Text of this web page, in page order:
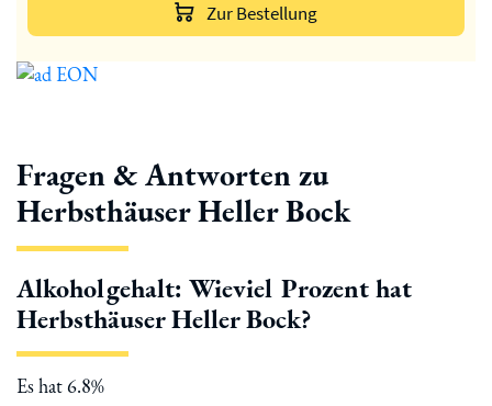
Zur Bestellung
Fragen & Antworten zu
Herbsthäuser Heller Bock
Alkoholgehalt: Wieviel Prozent hat
Herbsthäuser Heller Bock?
Es hat 6.8%